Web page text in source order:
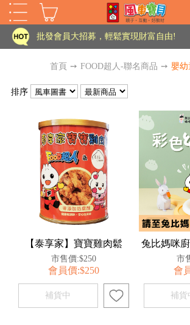
HOT
批發會員大招募，輕鬆實現財富自由!
老師您好!!幼教會員火熱招募中~
海外購物免煩惱！點我查看『海外購物
批發會員大招募，輕鬆實現財富自由!
老師您好!!幼教會員火熱招募中~
海外購物免煩惱！點我查看『海外購物
首頁 ➙ FOOD超人-聯名商品 ➙ 嬰幼
排序
【泰享家】寶寶雞肉鬆
市售價:$250
會員價:$250
市
會